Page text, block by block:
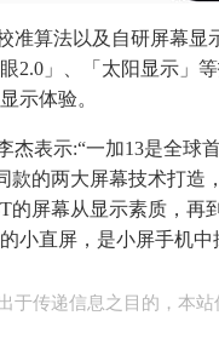
准算法以及自研屏幕显
2.0」、「太阳显示」
示体验。
杰表示:“一加13是全球
款的两大屏幕技术打
的屏幕从显示素质，再
小直屏，是小屏手机中
于传递信息之目的，本